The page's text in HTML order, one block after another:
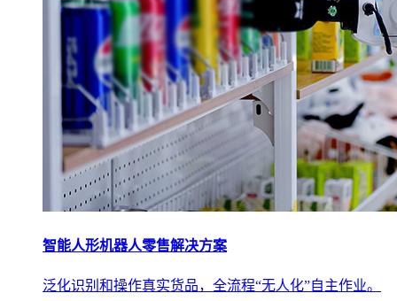
智能人形机器人零售解决方案
泛化识别和操作真实货品，全流程“无人化”自主作业。